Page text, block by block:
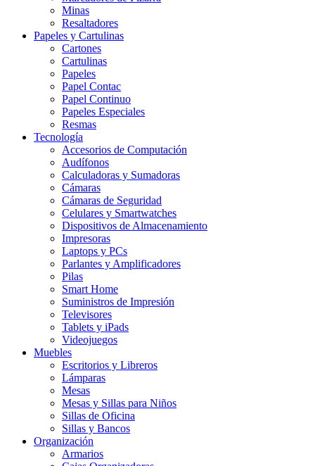
Minas
Resaltadores
Papeles y Cartulinas
Cartones
Cartulinas
Papeles
Papel Contac
Papel Continuo
Papeles Especiales
Resmas
Tecnología
Accesorios de Computación
Audífonos
Calculadoras y Sumadoras
Cámaras
Cámaras de Seguridad
Celulares y Smartwatches
Dispositivos de Almacenamiento
Impresoras
Laptops y PCs
Parlantes y Amplificadores
Pilas
Smart Home
Suministros de Impresión
Televisores
Tablets y iPads
Videojuegos
Muebles
Escritorios y Libreros
Lámparas
Mesas
Mesas y Sillas para Niños
Sillas de Oficina
Sillas y Bancos
Organización
Armarios